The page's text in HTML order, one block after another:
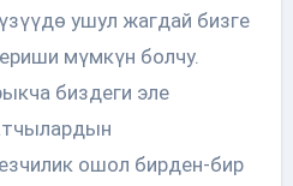
ушул жагдай бизге
мүмкүн болчу.
биздеги эле
ошол бирден-бир